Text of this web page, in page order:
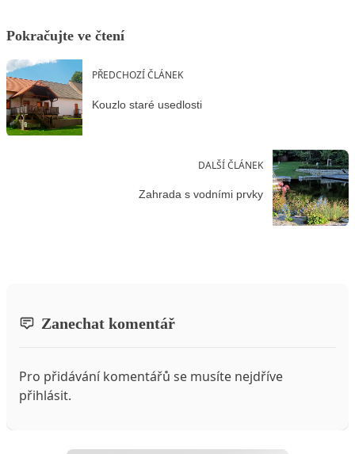
Pokračujte ve čtení
PŘEDCHOZÍ ČLÁNEK
Kouzlo staré usedlosti
DALŠÍ ČLÁNEK
Zahrada s vodními prvky
Zanechat komentář
Pro přidávání komentářů se musíte nejdříve
přihlásit.